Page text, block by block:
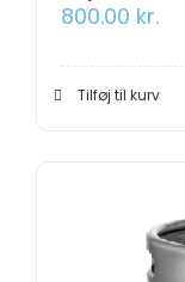
800.00 kr.
Tilføj til kurv